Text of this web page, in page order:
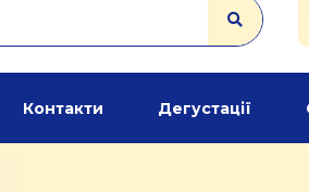
Контакти Дегустації